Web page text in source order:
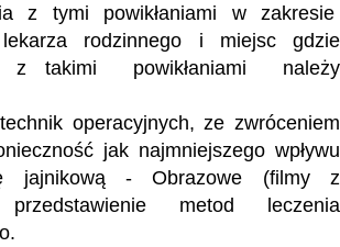
z tymi powikłaniami w zakresie
lekarza rodzinnego i miejsc gdzie
z takimi powikłaniami należy
operacyjnych, ze zwróceniem
jak najmniejszego wpływu
jajnikową - Obrazowe (filmy z
przedstawienie metod leczenia